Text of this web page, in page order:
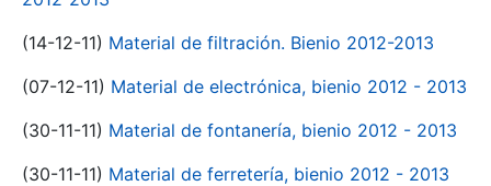
(14-12-11) Material de filtración. Bienio 2012-2013
(07-12-11) Material de electrónica, bienio 2012 - 2013
(30-11-11) Material de fontanería, bienio 2012 - 2013
(30-11-11) Material de ferretería, bienio 2012 - 2013